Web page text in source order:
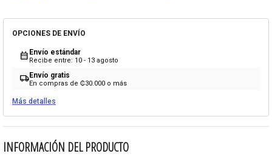
OPCIONES DE ENVÍO
calendar_month Envío estándar
Recibe entre: 10 - 13 agosto
local_shippingEnvío gratis
En compras de ₡30.000 o más
Más detalles
INFORMACIÓN DEL PRODUCTO